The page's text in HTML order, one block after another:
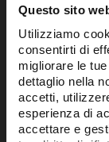
Questo sito
Utilizziamo
consentirti di
migliorare le
dettaglio nella
accetti,
esperienza di
accettare e